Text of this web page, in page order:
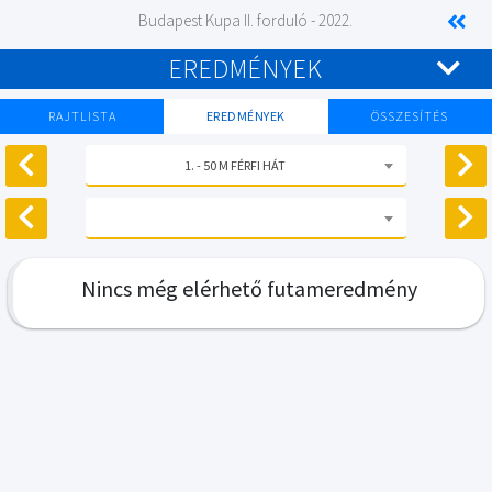
Budapest Kupa II. forduló - 2022.
EREDMÉNYEK
RAJTLISTA EREDMÉNYEK ÖSSZESÍTÉS
1. - 50 M FÉRFI HÁT
Nincs még elérhető futameredmény